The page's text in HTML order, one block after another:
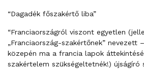
“Dagadék főszakértő liba”
“Franciaországról viszont egyetlen
„Franciaország-szakértőnek” nevezett
közepén ma a francia lapok
szakértelem szükségeltetnék!) újságíró